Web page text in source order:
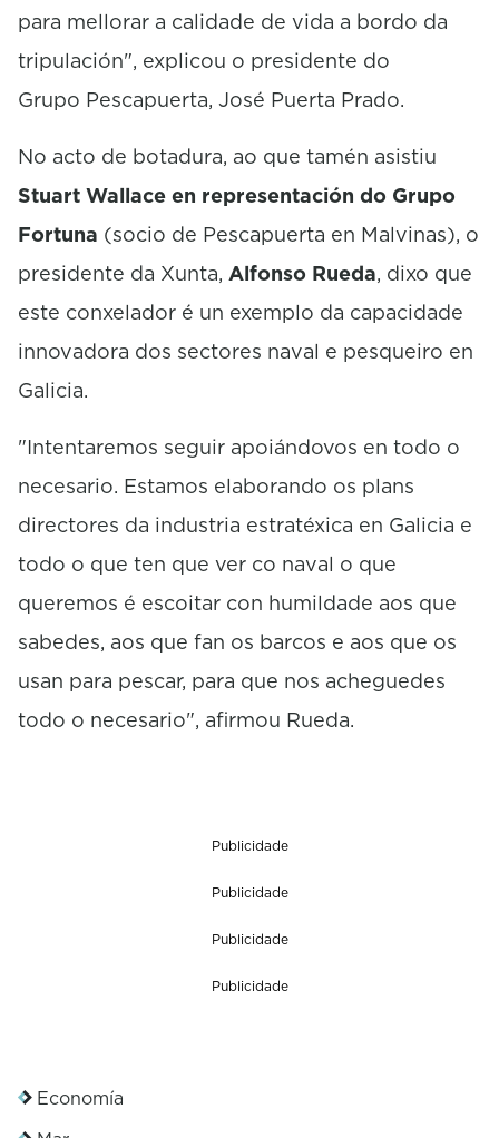
para mellorar a calidade de vida a bordo da
tripulación", explicou o presidente do
Grupo Pescapuerta, José Puerta Prado.
No acto de botadura, ao que tamén asistiu
Stuart Wallace en representación do Grupo
Fortuna (socio de Pescapuerta en Malvinas), o
presidente da Xunta, Alfonso Rueda, dixo que
este conxelador é un exemplo da capacidade
innovadora dos sectores naval e pesqueiro en
Galicia.
"Intentaremos seguir apoiándovos en todo o
necesario. Estamos elaborando os plans
directores da industria estratéxica en Galicia e
todo o que ten que ver co naval o que
queremos é escoitar con humildade aos que
sabedes, aos que fan os barcos e aos que os
usan para pescar, para que nos acheguedes
todo o necesario", afirmou Rueda.
Publicidade
Publicidade
Publicidade
Publicidade
Economía